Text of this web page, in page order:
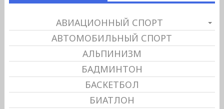
АВИАЦИОННЫЙ СПОРТ
АВТОМОБИЛЬНЫЙ СПОРТ
АЛЬПИНИЗМ
БАДМИНТОН
БАСКЕТБОЛ
БИАТЛОН